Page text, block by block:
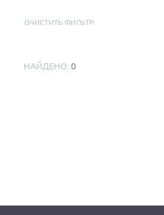
ОЧИСТИТЬ ФИЛЬТР
НАЙДЕНО: 0